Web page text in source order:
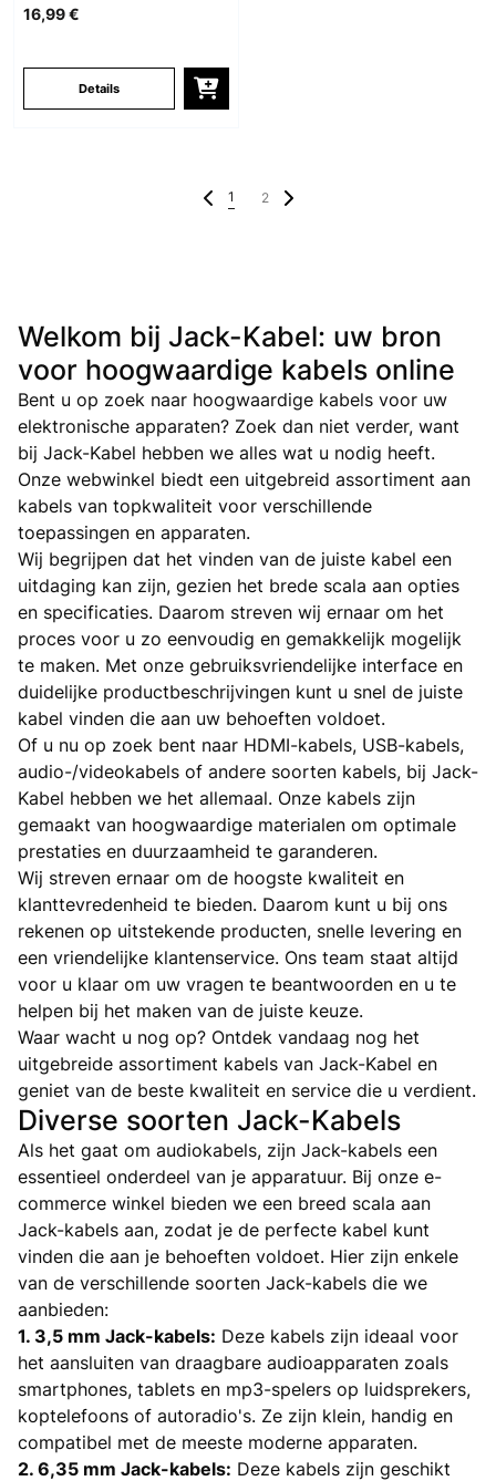
16,99 €
Details
1 2
Welkom bij Jack-Kabel: uw bron
voor hoogwaardige kabels online
Bent u op zoek naar hoogwaardige kabels voor uw
elektronische apparaten? Zoek dan niet verder, want
bij Jack-Kabel hebben we alles wat u nodig heeft.
Onze webwinkel biedt een uitgebreid assortiment aan
kabels van topkwaliteit voor verschillende
toepassingen en apparaten.
Wij begrijpen dat het vinden van de juiste kabel een
uitdaging kan zijn, gezien het brede scala aan opties
en specificaties. Daarom streven wij ernaar om het
proces voor u zo eenvoudig en gemakkelijk mogelijk
te maken. Met onze gebruiksvriendelijke interface en
duidelijke productbeschrijvingen kunt u snel de juiste
kabel vinden die aan uw behoeften voldoet.
Of u nu op zoek bent naar HDMI-kabels, USB-kabels,
audio-/videokabels of andere soorten kabels, bij Jack-
Kabel hebben we het allemaal. Onze kabels zijn
gemaakt van hoogwaardige materialen om optimale
prestaties en duurzaamheid te garanderen.
Wij streven ernaar om de hoogste kwaliteit en
klanttevredenheid te bieden. Daarom kunt u bij ons
rekenen op uitstekende producten, snelle levering en
een vriendelijke klantenservice. Ons team staat altijd
voor u klaar om uw vragen te beantwoorden en u te
helpen bij het maken van de juiste keuze.
Waar wacht u nog op? Ontdek vandaag nog het
uitgebreide assortiment kabels van Jack-Kabel en
geniet van de beste kwaliteit en service die u verdient.
Diverse soorten Jack-Kabels
Als het gaat om audiokabels, zijn Jack-kabels een
essentieel onderdeel van je apparatuur. Bij onze e-
commerce winkel bieden we een breed scala aan
Jack-kabels aan, zodat je de perfecte kabel kunt
vinden die aan je behoeften voldoet. Hier zijn enkele
van de verschillende soorten Jack-kabels die we
aanbieden:
1. 3,5 mm Jack-kabels: Deze kabels zijn ideaal voor
het aansluiten van draagbare audioapparaten zoals
smartphones, tablets en mp3-spelers op luidsprekers,
koptelefoons of autoradio's. Ze zijn klein, handig en
compatibel met de meeste moderne apparaten.
2. 6,35 mm Jack-kabels: Deze kabels zijn geschikt